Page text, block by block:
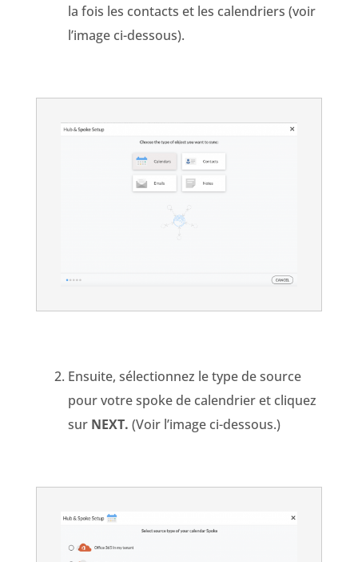
la fois les contacts et les calendriers (voir
l’image ci-dessous).
Ensuite, sélectionnez le type de source
pour votre spoke de calendrier et cliquez
sur NEXT. (Voir l’image ci-dessous.)